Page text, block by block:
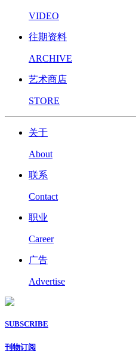
VIDEO
往期资料
ARCHIVE
艺术商店
STORE
关于
About
联系
Contact
职业
Career
广告
Advertise
SUBSCRIBE
刊物订阅